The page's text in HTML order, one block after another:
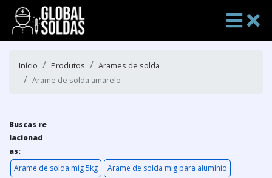
Início Produtos
Arames de solda
Arame de solda amarelo
Buscas re
lacionad
as:
Arame de solda mig 5kg
Arame de solda mig para alumínio